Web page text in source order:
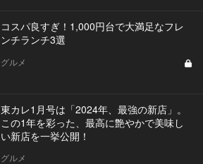
コスパ良すぎ！1,000円台で大満足なフレ
ンチランチ3選
グルメ
東カレ1月号は「2024年、最強の新店」。
この1年を彩った、最高に艶やかで美味し
い新店を一挙公開！
グルメ